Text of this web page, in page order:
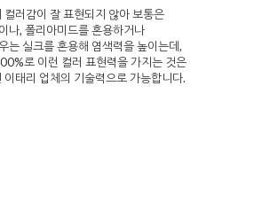
컬러감이 잘 표현되지 않아 보통은
나, 폴리아미드를 혼용하거나
는 실크를 혼용해 염색력을 높이는데,
로 이런 컬러 표현력을 가지는 것은
이태리 업체의 기술력으로 가능합니다.